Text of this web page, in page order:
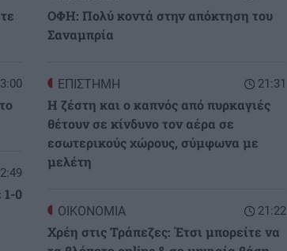
1-0
ΟΦΗ: Πολύ κοντά στην απόκτηση του
Σαναμπρία
21:31
ΕΠΙΣΤΗΜΗ
Η ζέστη και ο καπνός από πυρκαγιές
θέτουν σε κίνδυνο τον αέρα σε
εσωτερικούς χώρους, σύμφωνα με
μελέτη
21:22
ΟΙΚΟΝΟΜΙΑ
Χρέη στις Τράπεζες: Έτσι μπορείτε να